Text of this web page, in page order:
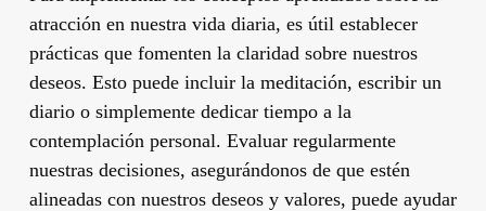
atracción en nuestra vida diaria, es útil establecer
prácticas que fomenten la claridad sobre nuestros
deseos. Esto puede incluir la meditación, escribir un
diario o simplemente dedicar tiempo a la
contemplación personal. Evaluar regularmente
nuestras decisiones, asegurándonos de que estén
alineadas con nuestros deseos y valores, puede ayudar